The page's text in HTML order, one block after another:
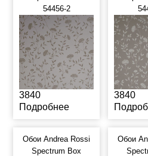
54456-2
3840
Подробнее
3840
Обои Andrea Rossi
Spectrum Box
Обои